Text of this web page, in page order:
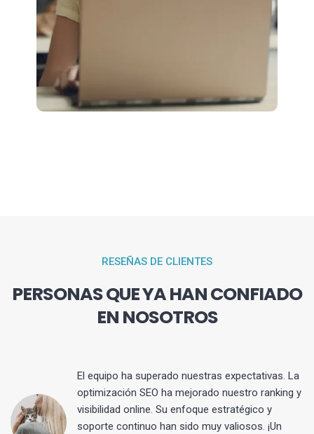
RESEÑAS DE CLIENTES
PERSONAS QUE YA HAN CONFIADO
EN NOSOTROS
El equipo ha superado nuestras expectativas. La
optimización SEO ha mejorado nuestro ranking y
visibilidad online. Su enfoque estratégico y
soporte continuo han sido muy valiosos. ¡Un